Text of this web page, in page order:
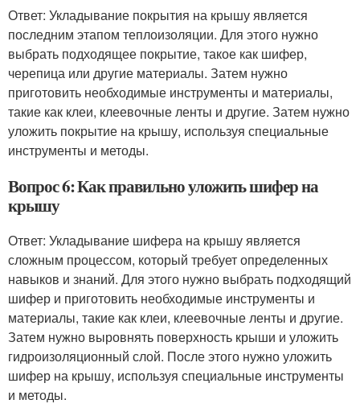
Ответ: Укладывание покрытия на крышу является
последним этапом теплоизоляции. Для этого нужно
выбрать подходящее покрытие, такое как шифер,
черепица или другие материалы. Затем нужно
приготовить необходимые инструменты и материалы,
такие как клеи, клеевочные ленты и другие. Затем нужно
уложить покрытие на крышу, используя специальные
инструменты и методы.
Вопрос 6: Как правильно уложить шифер на
крышу
Ответ: Укладывание шифера на крышу является
сложным процессом, который требует определенных
навыков и знаний. Для этого нужно выбрать подходящий
шифер и приготовить необходимые инструменты и
материалы, такие как клеи, клеевочные ленты и другие.
Затем нужно выровнять поверхность крыши и уложить
гидроизоляционный слой. После этого нужно уложить
шифер на крышу, используя специальные инструменты
и методы.